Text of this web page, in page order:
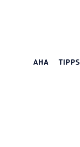
AHA TIPPS